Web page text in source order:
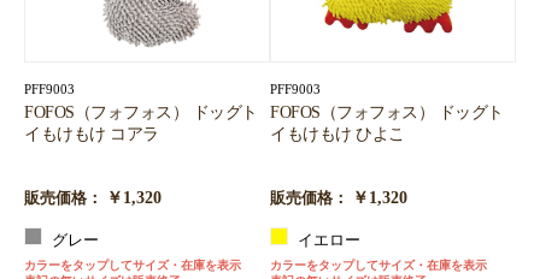
PFF9003
FOFOS（フォフォス） ドッグト
イもけもけ コアラ
販売価格： ￥1,320
グレー
カラーをタップしてサイズ・在庫を表示
PFF9003
FOFOS（フォフォス） ドッグト
イもけもけ ひよこ
販売価格： ￥1,320
イエロー
カラーをタップしてサイズ・在庫を表示